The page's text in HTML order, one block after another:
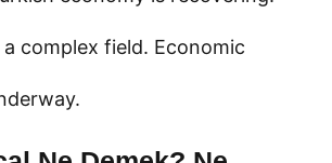
complex field. Economic